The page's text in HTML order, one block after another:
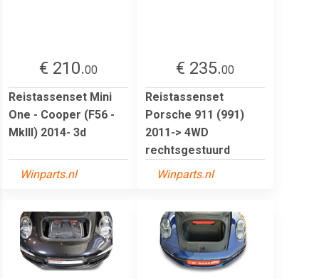
€ 210.00
Reistassenset Mini
One - Cooper (F56 -
MkIII) 2014- 3d
Winparts.nl
€ 235.00
Reistassenset
Porsche 911 (991)
2011-> 4WD
rechtsgestuurd
Winparts.nl